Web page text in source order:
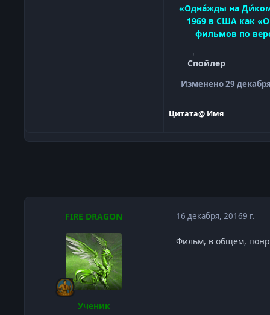
«Одна́жды на Ди́ком
1969 в США как
фильмов по
Спойлер
Изменено29
Цитата@ Имя
FIRE DRAGON
Ученик
16 декабря, 20169 г.
Фильм, в общем,